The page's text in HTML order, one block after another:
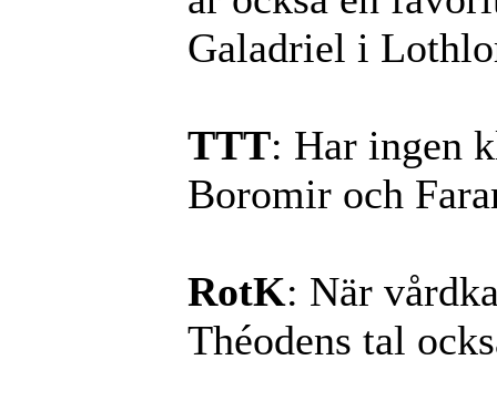
Galadriel i
TTT: Har ingen
Boromir och
RotK: När
Théodens tal